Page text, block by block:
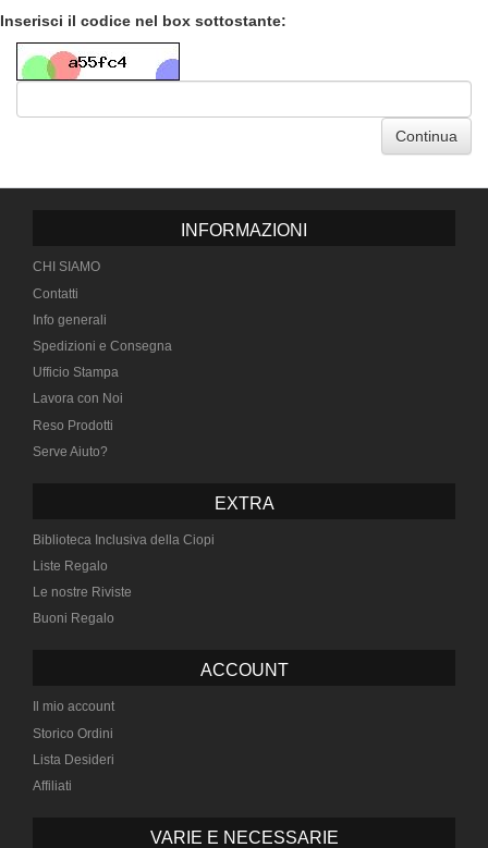
Inserisci il codice nel box sottostante:
Continua
INFORMAZIONI
CHI SIAMO
Contatti
Info generali
Spedizioni e Consegna
Ufficio Stampa
Lavora con Noi
Reso Prodotti
Serve Aiuto?
EXTRA
Biblioteca Inclusiva della Ciopi
Liste Regalo
Le nostre Riviste
Buoni Regalo
ACCOUNT
Il mio account
Storico Ordini
Lista Desideri
Affiliati
VARIE E NECESSARIE